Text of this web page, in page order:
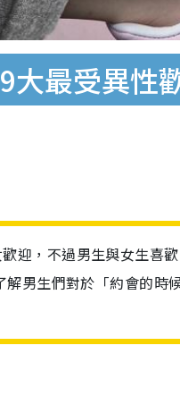
大最受異
迎，不過男生與女生喜
男生們對於「約會的時